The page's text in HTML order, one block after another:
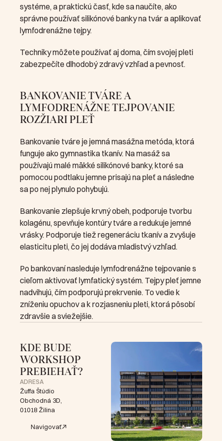
systéme, a praktickú časť, kde sa naučíte, ako
správne používať silikónové banky na tvár a aplikovať
lymfodrenážne tejpy.
Techniky môžete používať aj doma, čím svojej pleti
zabezpečíte dlhodobý zdravý vzhľad a pevnosť.
BANKOVANIE TVÁRE A
LYMFODRENÁŽNE TEJPOVANIE
ROZŽIARI PLEŤ
Bankovanie tváre je jemná masážna metóda, ktorá
funguje ako gymnastika tkanív. Na masáž sa
používajú malé mäkké silikónové banky, ktoré sa
pomocou podtlaku jemne prisajú na pleť a následne
sa po nej plynulo pohybujú.
Bankovanie zlepšuje krvný obeh, podporuje tvorbu
kolagénu, spevňuje kontúry tváre a redukuje jemné
vrásky. Podporuje tiež regeneráciu tkanív a zvyšuje
elasticitu pleti, čo jej dodáva mladistvý vzhľad.
Po bankovaní nasleduje lymfodrenážne tejpovanie s
cieľom aktivovať lymfatický systém. Tejpy pleť jemne
nadvihujú, čím podporujú prekrvenie. To vedie k
zníženiu opuchov a k rozjasneniu pleti, ktorá pôsobí
zdravšie a sviežejšie.
KDE BUDE
WORKSHOP
PREBIEHAŤ?
ADRESA
Žuffa Štúdio
Obchodná 3D,
01018 Žilina
Navigovať